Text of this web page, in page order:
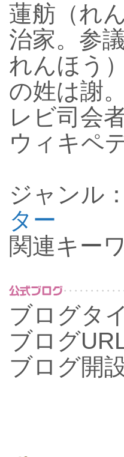
蓮舫（れ
治家。参
れんほう
の姓は謝
レビ司会
ウィキペ
ジャンル：
ター
関連キー
ブログタ
ブログ
ブログ開